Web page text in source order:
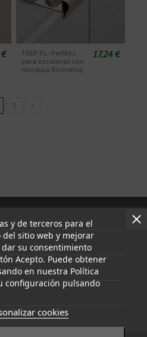
TREP-FL - Perfiles
para escaleras con
moldura florentina
17,24 €
2
y de terceros para el
sitio web y mejorar
su consentimiento
Acepto. Puede obtener
en nuestra Política
configuración pulsando
cookies